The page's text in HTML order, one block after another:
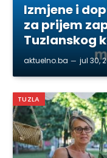
Izmjene i
za prijem
Tuzlanskog
aktuelno.ba jul 30,
TUZLA